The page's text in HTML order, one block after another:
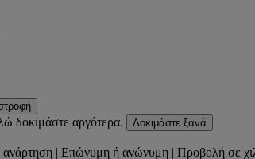
δοκιμάστε αργότερα. Δοκιμάστε ξανά
| Επώνυμη ή ανώνυμη | Προβολή σε